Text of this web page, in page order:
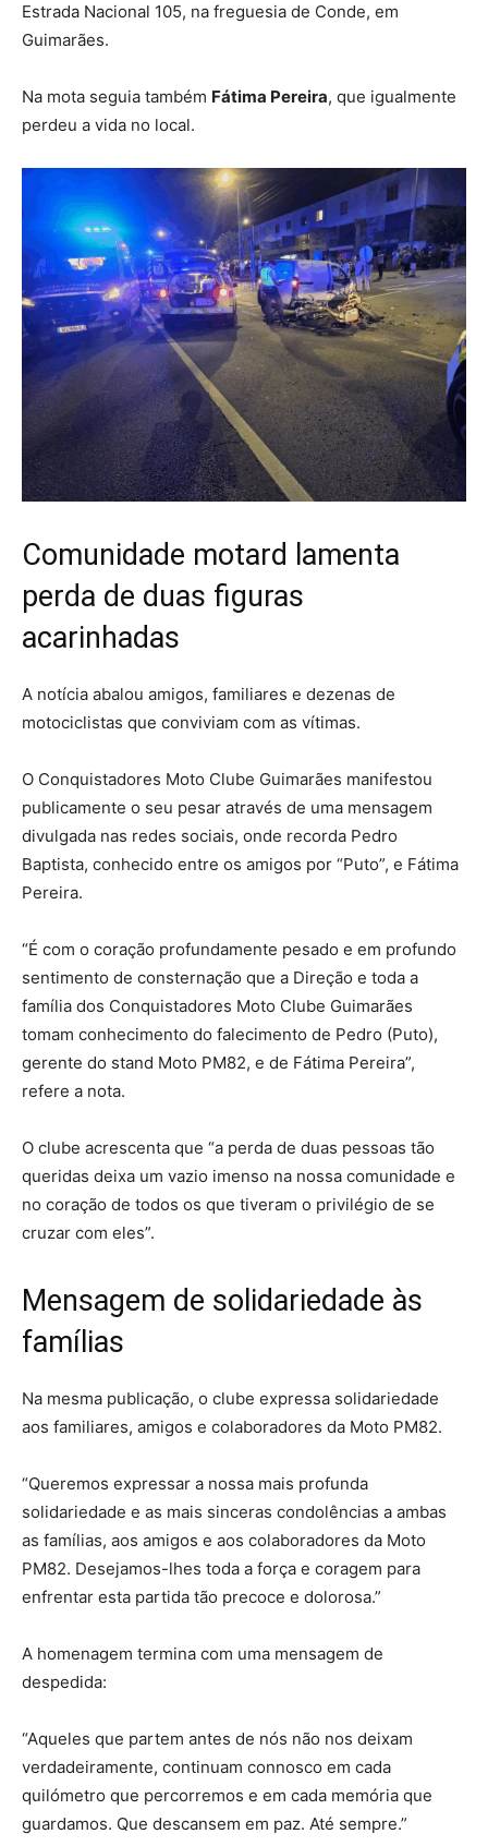
Estrada Nacional 105, na freguesia de Conde, em
Guimarães.
Na mota seguia também Fátima Pereira, que igualmente
perdeu a vida no local.
Comunidade motard lamenta
perda de duas figuras
acarinhadas
A notícia abalou amigos, familiares e dezenas de
motociclistas que conviviam com as vítimas.
O Conquistadores Moto Clube Guimarães manifestou
publicamente o seu pesar através de uma mensagem
divulgada nas redes sociais, onde recorda Pedro
Baptista, conhecido entre os amigos por “Puto”, e Fátima
Pereira.
“É com o coração profundamente pesado e em profundo
sentimento de consternação que a Direção e toda a
família dos Conquistadores Moto Clube Guimarães
tomam conhecimento do falecimento de Pedro (Puto),
gerente do stand Moto PM82, e de Fátima Pereira”,
refere a nota.
O clube acrescenta que “a perda de duas pessoas tão
queridas deixa um vazio imenso na nossa comunidade e
no coração de todos os que tiveram o privilégio de se
cruzar com eles”.
Mensagem de solidariedade às
famílias
Na mesma publicação, o clube expressa solidariedade
aos familiares, amigos e colaboradores da Moto PM82.
“Queremos expressar a nossa mais profunda
solidariedade e as mais sinceras condolências a ambas
as famílias, aos amigos e aos colaboradores da Moto
PM82. Desejamos-lhes toda a força e coragem para
enfrentar esta partida tão precoce e dolorosa.”
A homenagem termina com uma mensagem de
despedida:
“Aqueles que partem antes de nós não nos deixam
verdadeiramente, continuam connosco em cada
quilómetro que percorremos e em cada memória que
guardamos. Que descansem em paz. Até sempre.”